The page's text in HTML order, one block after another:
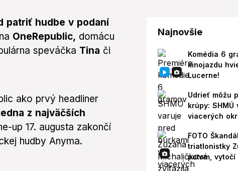
patriť hudbe v podaní
OneRepublic, domácu
speváčka Tina či
ako prvý headliner
z najväčších
up 17. augusta zakončí
hudby Anyma.
Najnovšie
Komédia 6
kinojazdu
Lucerne!
Udrieť môžu
krúpy:
viacerých
FOTO
triatlonistky
potom, vytočí